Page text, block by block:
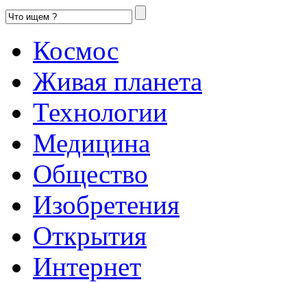
Космос
Живая планета
Технологии
Медицина
Общество
Изобретения
Открытия
Интернет